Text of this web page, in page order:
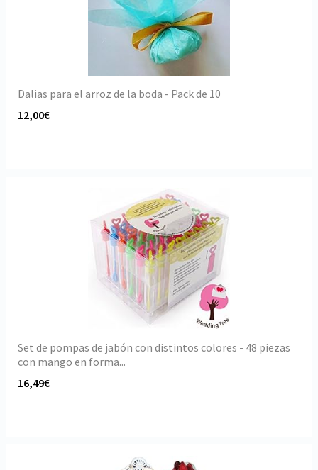
Dalias para el arroz de la boda - Pack de 10
12,00€
Set de pompas de jabón con distintos colores - 48 piezas
con mango en forma...
16,49€